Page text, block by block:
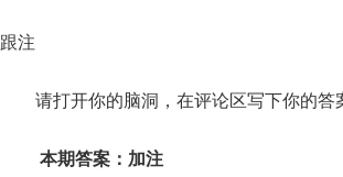
跟注
请打开你的脑洞，在评论区写下你的答
本期答案： 加注